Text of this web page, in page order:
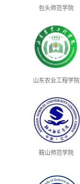
包头师范学院
山东农业工程学院
鞍山师范学院